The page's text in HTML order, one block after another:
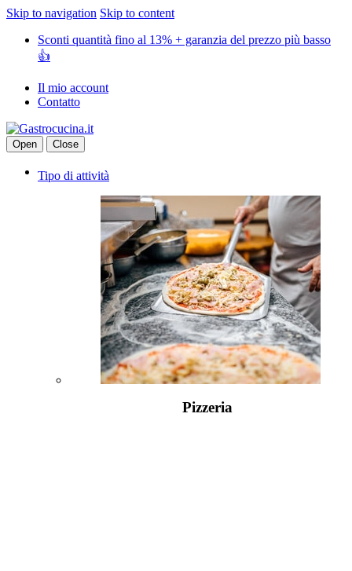
Skip to navigation Skip to content
Sconti quantità fino al 13% + garanzia del prezzo più basso
👍
Il mio account
Contatto
Open Close
Tipo di attività
Pizzeria